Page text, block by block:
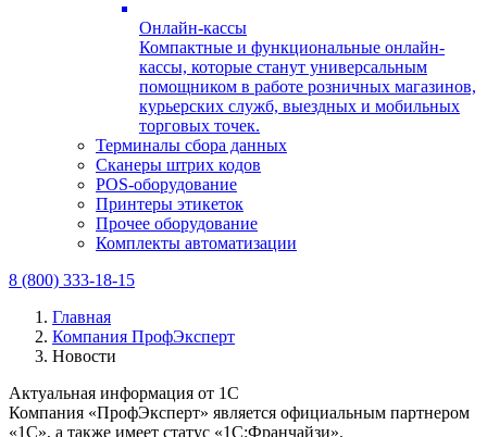
Онлайн-кассы
Компактные и функциональные онлайн-
кассы, которые станут универсальным
помощником в работе розничных магазинов,
курьерских служб, выездных и мобильных
торговых точек.
Терминалы сбора данных
Сканеры штрих кодов
POS-оборудование
Принтеры этикеток
Прочее оборудование
Комплекты автоматизации
8 (800) 333-18-15
Главная
Компания ПрофЭксперт
Новости
Актуальная информация от 1С
Компания «ПрофЭксперт» является официальным партнером
«1С», а также имеет статус «1С:Франчайзи».